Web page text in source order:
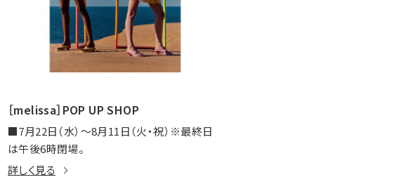
［melissa］POP UP SHOP
■7月22日（水）～8月11日（火・祝）※最終日
は午後6時閉場。
詳しく見る